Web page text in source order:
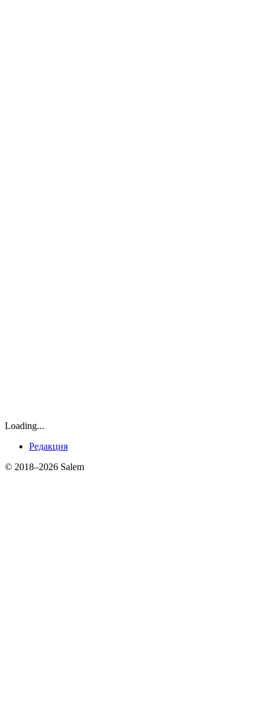
Loading...
Редакция
© 2018–2026 Salem